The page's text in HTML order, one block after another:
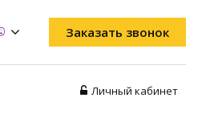
Заказать звонок
Личный кабинет